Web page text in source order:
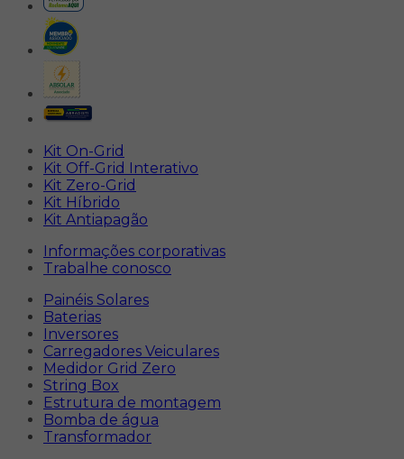
Kit On-Grid
Kit Off-Grid Interativo
Kit Zero-Grid
Kit Híbrido
Kit Antiapagão
Informações corporativas
Trabalhe conosco
Painéis Solares
Baterias
Inversores
Carregadores Veiculares
Medidor Grid Zero
String Box
Estrutura de montagem
Bomba de água
Transformador